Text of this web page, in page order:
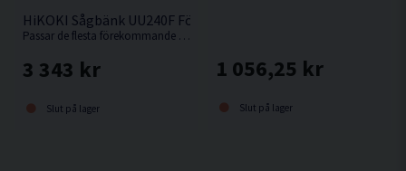
HiKOKI Sågbänk UU240F För Kap-/Gersåg
Passar de flesta förekommande kap-/gersågar.
3 343 kr
Slut på lager
1 056,25 kr
Slut på lager